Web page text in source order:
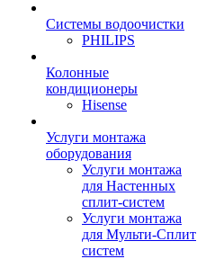
Системы водоочистки
PHILIPS
Колонные
кондиционеры
Hisense
Услуги монтажа
оборудования
Услуги монтажа
для Настенных
сплит-систем
Услуги монтажа
для Мульти-Сплит
систем